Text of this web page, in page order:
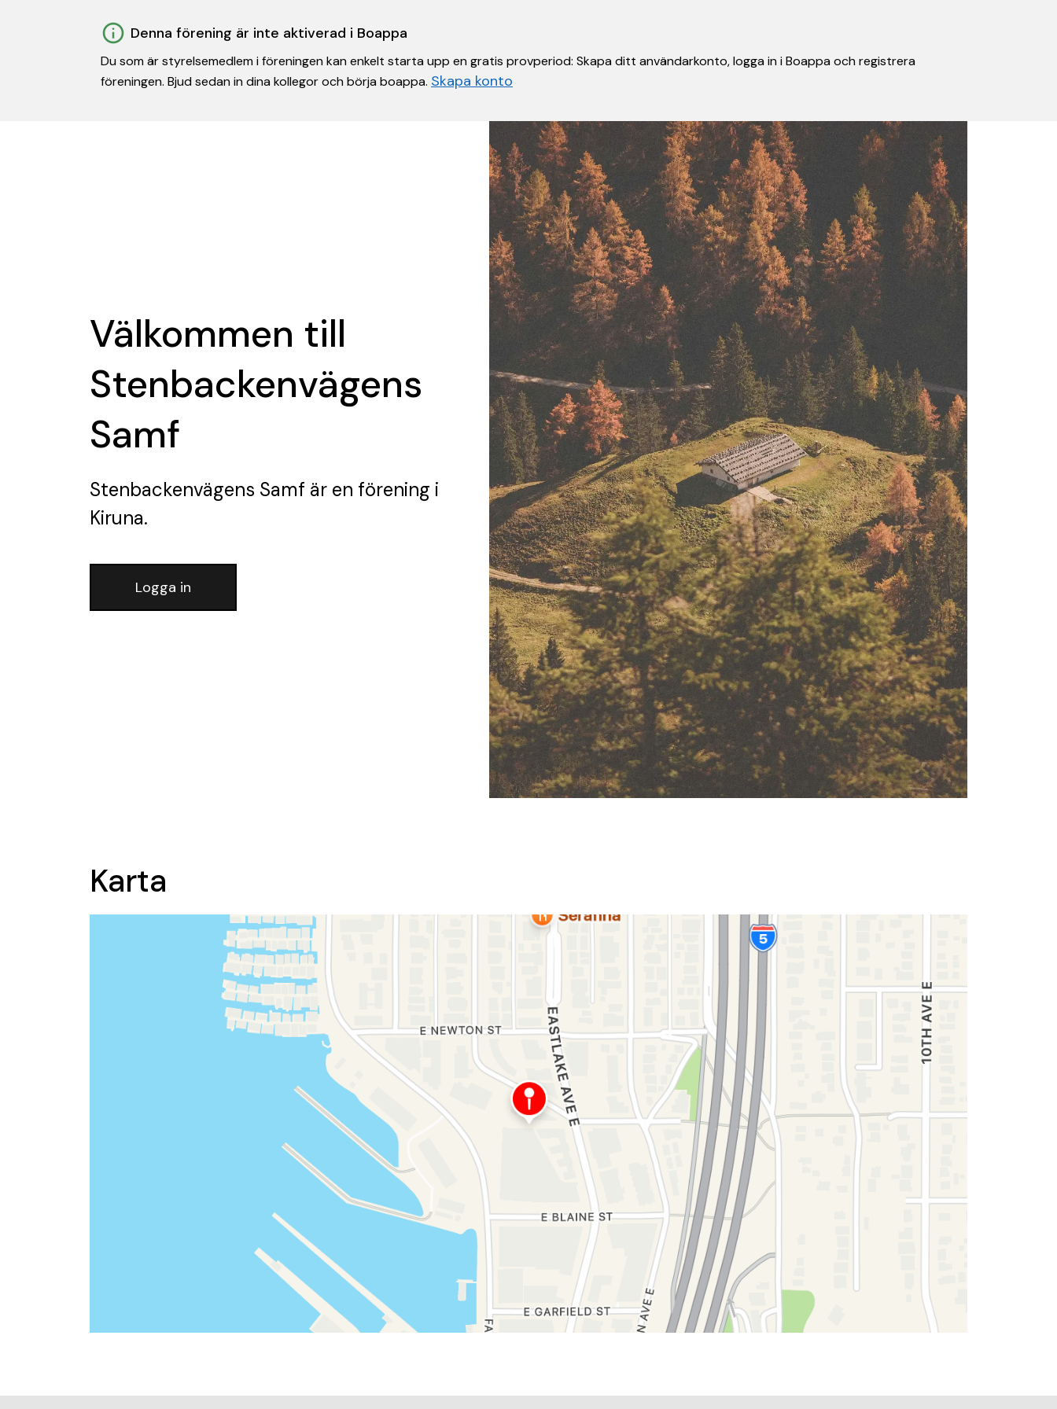
Denna förening är inte aktiverad i Boappa
Du som är styrelsemedlem i föreningen kan enkelt starta upp en gratis provperiod: Skapa ditt användarkonto, logga in i Boappa och registrera
föreningen. Bjud sedan in dina kollegor och börja boappa. Skapa konto
Välkommen till
Stenbackenvägens
Samf
Stenbackenvägens Samf är en förening i
Kiruna.
Logga in
Karta